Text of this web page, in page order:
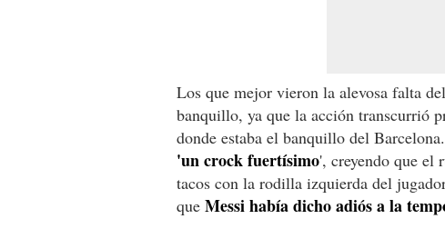
Los que mejor vieron la alevosa falta
banquillo, ya que la acción transcurrió
donde estaba el banquillo del
'un crock fuertísimo', creyendo que el
tacos con la rodilla izquierda del
que Messi había dicho adiós a la